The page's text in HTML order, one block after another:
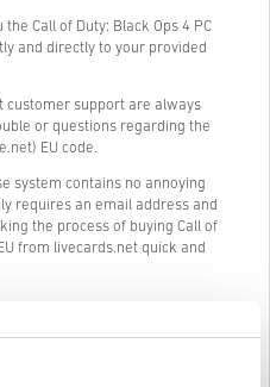
Call of Duty: Black Ops 4 PC
and directly to your provided
customer support are always
or questions regarding the
EU code.
system contains no annoying
requires an email address and
the process of buying Call of
from livecards.net quick and